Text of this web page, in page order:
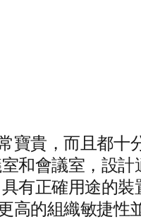
寶貴，而且都十
和會議室，設計
有正確用途的裝
高的組織敏捷性